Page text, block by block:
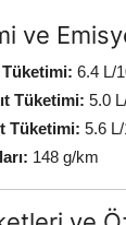
ve
Tüketimi: 6.4 L/
Tüketimi: 5.0
Tüketimi: 5.6
148 g/km